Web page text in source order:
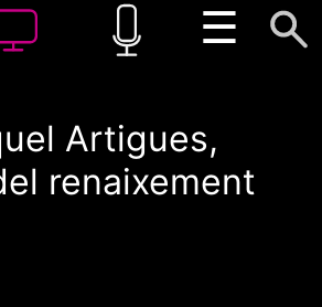
☰
Artigues,
renaixement